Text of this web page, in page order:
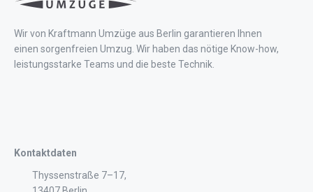
Wir von Kraftmann Umzüge aus Berlin garantieren Ihnen
einen sorgenfreien Umzug. Wir haben das nötige Know-how,
leistungsstarke Teams und die beste Technik.
Kontaktdaten
Thyssenstraße 7–17,